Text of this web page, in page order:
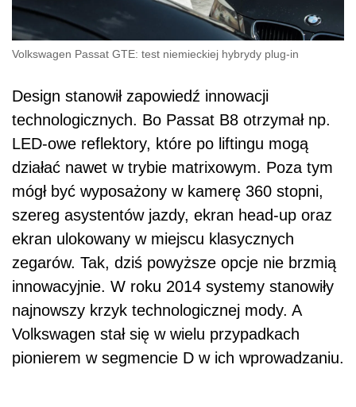
Volkswagen Passat GTE: test niemieckiej hybrydy plug-in
Design stanowił zapowiedź innowacji
technologicznych. Bo Passat B8 otrzymał np.
LED-owe reflektory, które po liftingu mogą
działać nawet w trybie matrixowym. Poza tym
mógł być wyposażony w kamerę 360 stopni,
szereg asystentów jazdy, ekran head-up oraz
ekran ulokowany w miejscu klasycznych
zegarów. Tak, dziś powyższe opcje nie brzmią
innowacyjnie. W roku 2014 systemy stanowiły
najnowszy krzyk technologicznej mody. A
Volkswagen stał się w wielu przypadkach
pionierem w segmencie D w ich wprowadzaniu.